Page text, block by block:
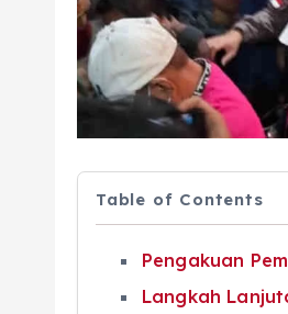
Table of Contents
Pengakuan
Langkah